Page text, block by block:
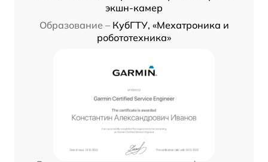
экшн-камер
Образование – КубГТУ, «Мехатроника и
робототехника»